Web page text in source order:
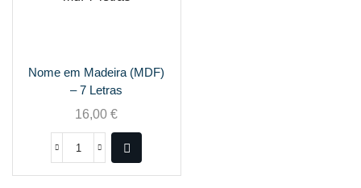
Nome em Madeira (MDF)
– 7 Letras
16,00€